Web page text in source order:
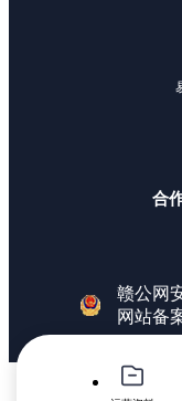
合
赣公网
网站备